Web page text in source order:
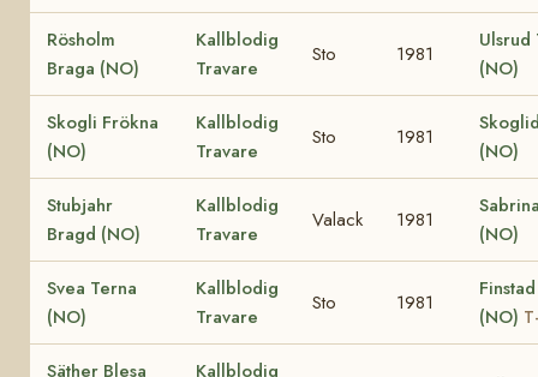
Rösholm
Braga (NO)
Kallblodig
Travare
Sto 1981
Ulsrud
(NO)
Skogli Frökna
(NO)
Kallblodig
Travare
Sto 1981
(NO)
Stubjahr
Bragd (NO)
Kallblodig
Travare
Valack 1981
(NO)
Svea Terna
(NO)
Kallblodig
Travare
Sto 1981
(NO)
Säther Blesa
Kallblodig